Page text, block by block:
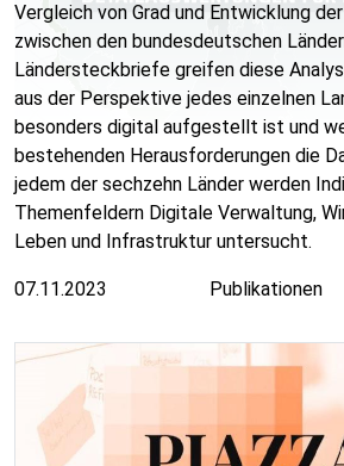
Vergleich von Grad und Entwicklung
zwischen den bundesdeutschen
Ländersteckbriefe greifen diese
aus der Perspektive jedes einzelnen
besonders digital aufgestellt ist und
bestehenden Herausforderungen die
jedem der sechzehn Länder werden
Themenfeldern Digitale Verwaltung,
Leben und Infrastruktur untersucht.
07.11.2023 Publikationen